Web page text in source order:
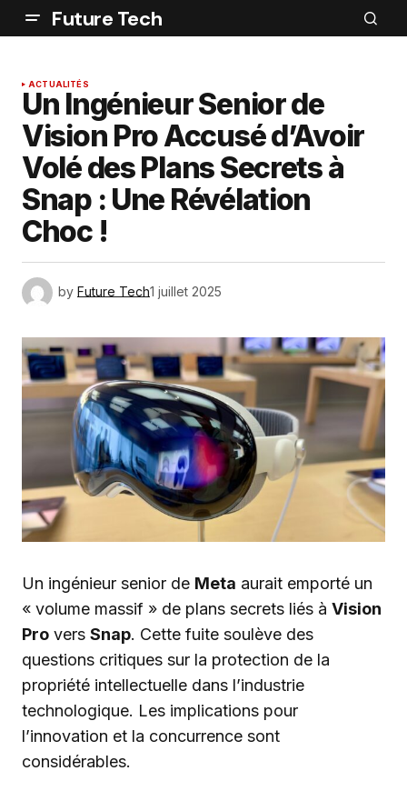
Future Tech
ACTUALITÉS
Un Ingénieur Senior de
Vision Pro Accusé d’Avoir
Volé des Plans Secrets à
Snap : Une Révélation
Choc !
by Future Tech1 juillet 2025
Un ingénieur senior de Meta aurait emporté un
« volume massif » de plans secrets liés à Vision
Pro vers Snap. Cette fuite soulève des
questions critiques sur la protection de la
propriété intellectuelle dans l’industrie
technologique. Les implications pour
l’innovation et la concurrence sont
considérables.